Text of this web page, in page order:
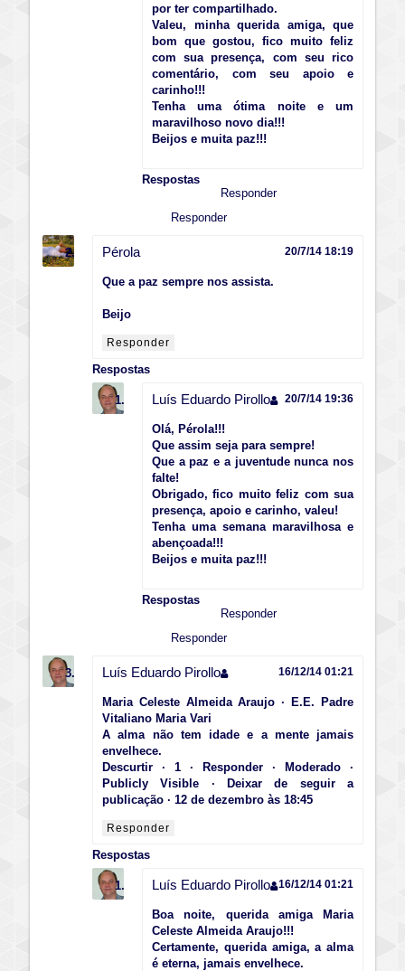
por ter compartilhado.
Valeu, minha querida amiga, que
bom que gostou, fico muito feliz
com sua presença, com seu rico
comentário, com seu apoio e
carinho!!!
Tenha uma ótima noite e um
maravilhoso novo dia!!!
Beijos e muita paz!!!
Respostas
Responder
Responder
Pérola 20/7/14 18:19
Que a paz sempre nos assista.
Beijo
Responder
Respostas
Luís Eduardo Pirollo 20/7/14 19:36
Olá, Pérola!!!
Que assim seja para sempre!
Que a paz e a juventude nunca nos
falte!
Obrigado, fico muito feliz com sua
presença, apoio e carinho, valeu!
Tenha uma semana maravilhosa e
abençoada!!!
Beijos e muita paz!!!
Respostas
Responder
Responder
Luís Eduardo Pirollo 16/12/14 01:21
Maria Celeste Almeida Araujo · E.E. Padre
Vitaliano Maria Vari
A alma não tem idade e a mente jamais
envelhece.
Descurtir · 1 · Responder · Moderado ·
Publicly Visible · Deixar de seguir a
publicação · 12 de dezembro às 18:45
Responder
Respostas
Luís Eduardo Pirollo 16/12/14 01:21
Boa noite, querida amiga Maria
Celeste Almeida Araujo!!!
Certamente, querida amiga, a alma
é eterna, jamais envelhece.